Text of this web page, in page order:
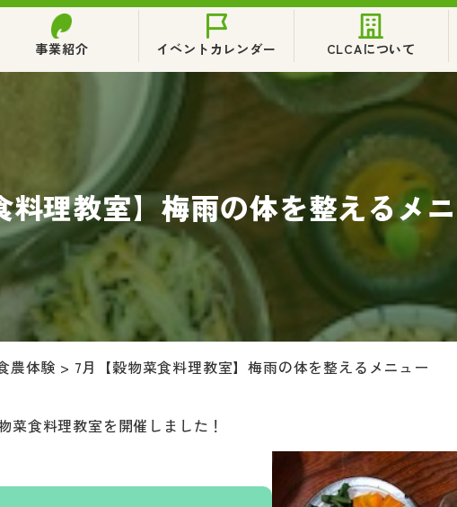
事業紹介 イベントカレンダー CLCAについて
料理教室】梅雨の体を整えるメ
農体験 > 7月【穀物菜食料理教室】梅雨の体を整えるメニュー
菜食料理教室を開催しました！